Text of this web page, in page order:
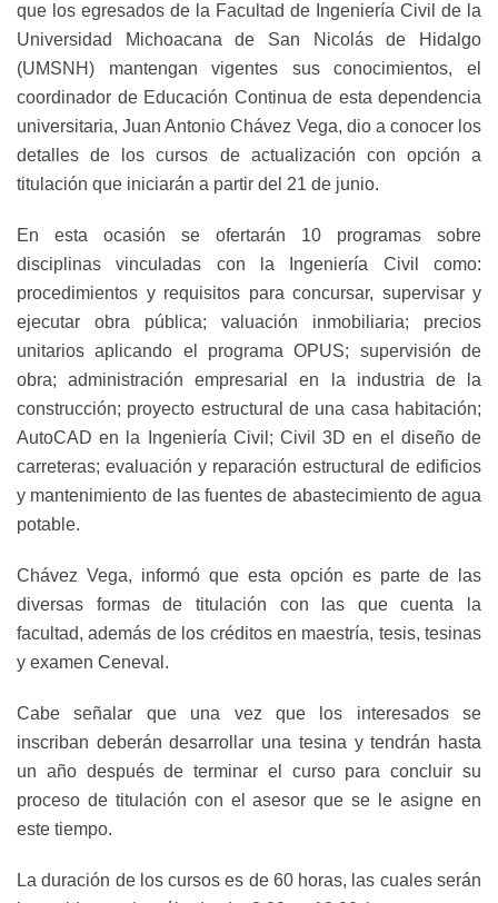
que los egresados de la Facultad de Ingeniería Civil de la
Universidad Michoacana de San Nicolás de Hidalgo
(UMSNH) mantengan vigentes sus conocimientos, el
coordinador de Educación Continua de esta dependencia
universitaria, Juan Antonio Chávez Vega, dio a conocer los
detalles de los cursos de actualización con opción a
titulación que iniciarán a partir del 21 de junio.
En esta ocasión se ofertarán 10 programas sobre
disciplinas vinculadas con la Ingeniería Civil como:
procedimientos y requisitos para concursar, supervisar y
ejecutar obra pública; valuación inmobiliaria; precios
unitarios aplicando el programa OPUS; supervisión de
obra; administración empresarial en la industria de la
construcción; proyecto estructural de una casa habitación;
AutoCAD en la Ingeniería Civil; Civil 3D en el diseño de
carreteras; evaluación y reparación estructural de edificios
y mantenimiento de las fuentes de abastecimiento de agua
potable.
Chávez Vega, informó que esta opción es parte de las
diversas formas de titulación con las que cuenta la
facultad, además de los créditos en maestría, tesis, tesinas
y examen Ceneval.
Cabe señalar que una vez que los interesados se
inscriban deberán desarrollar una tesina y tendrán hasta
un año después de terminar el curso para concluir su
proceso de titulación con el asesor que se le asigne en
este tiempo.
La duración de los cursos es de 60 horas, las cuales serán